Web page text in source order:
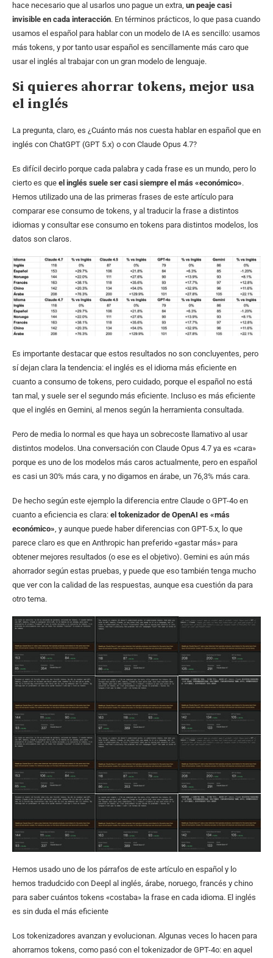
hace necesario que al usarlos uno pague un extra, un peaje casi
invisible en cada interacción. En términos prácticos, lo que pasa cuando
usamos el español para hablar con un modelo de IA es sencillo: usamos
más tokens, y por tanto usar español es sencillamente más caro que
usar el inglés al trabajar con un gran modelo de lenguaje.
Si quieres ahorrar tokens, mejor usa
el inglés
La pregunta, claro, es ¿Cuánto más nos cuesta hablar en español que en
inglés con ChatGPT (GPT 5.x) o con Claude Opus 4.7?
Es difícil decirlo porque cada palabra y cada frase es un mundo, pero lo
cierto es que el inglés suele ser casi siempre el más «económico».
Hemos utilizado una de las primeras frases de este artículo para
comparar ese consumo de tokens, y al traducir la frase a distintos
idiomas y consultar ese consumo en tokens para distintos modelos, los
datos son claros.
Es importante destacar que estos resultados no son concluyentes, pero
sí dejan clara la tendencia: el inglés es el idioma más eficiente en
cuanto a consumo de tokens, pero cuidado, porque el español no está
tan mal, y suele ser el segundo más eficiente. Incluso es más eficiente
que el inglés en Gemini, al menos según la herramienta consultada.
Pero de media lo normal es que haya un sobrecoste llamativo al usar
distintos modelos. Una conversación con Claude Opus 4.7 ya es «cara»
porque es uno de los modelos más caros actualmente, pero en español
es casi un 30% más cara, y no digamos en árabe, un 76,3% más cara.
De hecho según este ejemplo la diferencia entre Claude o GPT-4o en
cuanto a eficiencia es clara: el tokenizador de OpenAI es «más
económico» , y aunque puede haber diferencias con GPT-5.x, lo que
parece claro es que en Anthropic han preferido «gastar más» para
obtener mejores resultados (o ese es el objetivo). Gemini es aún más
ahorrador según estas pruebas, y puede que eso también tenga mucho
que ver con la calidad de las respuestas, aunque esa cuestión da para
otro tema.
Hemos usado uno de los párrafos de este artículo en español y lo
hemos tradudcido con Deepl al inglés, árabe, noruego, francés y chino
para saber cuántos tokens «costaba» la frase en cada idioma. El inglés
es sin duda el más eficiente
Los tokenizadores avanzan y evolucionan. Algunas veces lo hacen para
ahorrarnos tokens, como pasó con el tokenizador de GPT-4o: en aquel